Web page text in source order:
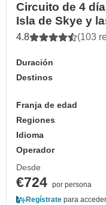
Circuito de 4
Isla de Skye y
occidentales
4.8 (103
Duración
Destinos
Franja de edad
Regiones
Idioma
Operador
Desde
€724 por persona
Regístrate para